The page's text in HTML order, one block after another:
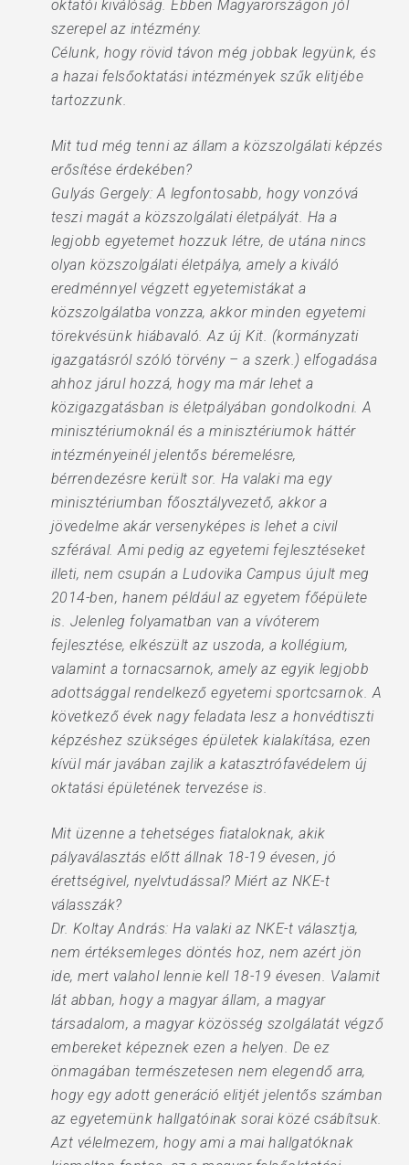
oktatói kiválóság. Ebben Magyarországon jól
szerepel az intézmény.
Célunk, hogy rövid távon még jobbak legyünk, és
a hazai felsőoktatási intézmények szűk elitjébe
tartozzunk.
Mit tud még tenni az állam a közszolgálati képzés
erősítése érdekében?
Gulyás Gergely: A legfontosabb, hogy vonzóvá
teszi magát a közszolgálati életpályát. Ha a
legjobb egyetemet hozzuk létre, de utána nincs
olyan közszolgálati életpálya, amely a kiváló
eredménnyel végzett egyetemistákat a
közszolgálatba vonzza, akkor minden egyetemi
törekvésünk hiábavaló. Az új Kit. (kormányzati
igazgatásról szóló törvény – a szerk.) elfogadása
ahhoz járul hozzá, hogy ma már lehet a
közigazgatásban is életpályában gondolkodni. A
minisztériumoknál és a minisztériumok háttér
intézményeinél jelentős béremelésre,
bérrendezésre került sor. Ha valaki ma egy
minisztériumban főosztályvezető, akkor a
jövedelme akár versenyképes is lehet a civil
szférával. Ami pedig az egyetemi fejlesztéseket
illeti, nem csupán a Ludovika Campus újult meg
2014-ben, hanem például az egyetem főépülete
is. Jelenleg folyamatban van a vívóterem
fejlesztése, elkészült az uszoda, a kollégium,
valamint a tornacsarnok, amely az egyik legjobb
adottsággal rendelkező egyetemi sportcsarnok. A
következő évek nagy feladata lesz a honvédtiszti
képzéshez szükséges épületek kialakítása, ezen
kívül már javában zajlik a katasztrófavédelem új
oktatási épületének tervezése is.
Mit üzenne a tehetséges fiataloknak, akik
pályaválasztás előtt állnak 18-19 évesen, jó
érettségivel, nyelvtudással? Miért az NKE-t
válasszák?
Dr. Koltay András: Ha valaki az NKE-t választja,
nem értéksemleges döntés hoz, nem azért jön
ide, mert valahol lennie kell 18-19 évesen. Valamit
lát abban, hogy a magyar állam, a magyar
társadalom, a magyar közösség szolgálatát végző
embereket képeznek ezen a helyen. De ez
önmagában természetesen nem elegendő arra,
hogy egy adott generáció elitjét jelentős számban
az egyetemünk hallgatóinak sorai közé csábítsuk.
Azt vélelmezem, hogy ami a mai hallgatóknak